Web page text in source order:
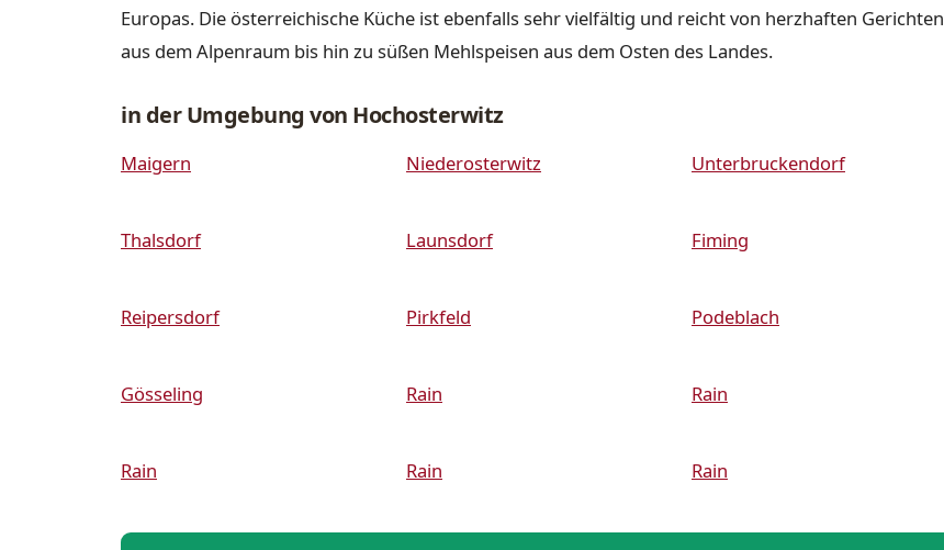
Europas. Die österreichische Küche ist ebenfalls sehr vielfältig und reicht von herzhaften Gerichten
aus dem Alpenraum bis hin zu süßen Mehlspeisen aus dem Osten des Landes.
in der Umgebung von Hochosterwitz
Maigern Niederosterwitz Unterbruckendorf
Thalsdorf Launsdorf Fiming
Reipersdorf Pirkfeld Podeblach
Gösseling Rain Rain
Rain Rain Rain